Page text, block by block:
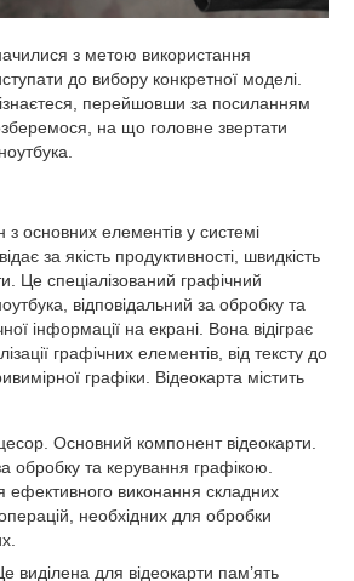
з метою використання
до вибору конкретної моделі.
перейшовши за посиланням
на що головне звертати
з основних елементів у системі
за якість продуктивності, швидкість
Це спеціалізований графічний
відповідальний за обробку та
інформації на екрані. Вона відіграє
графічних елементів, від тексту до
графіки. Відеокарта містить
Основний компонент відеокарти.
обробку та керування графікою.
ефективного виконання складних
необхідних для обробки
виділена для відеокарти пам’ять